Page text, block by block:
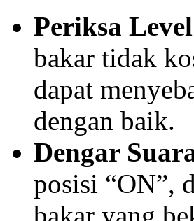
Periksa
bakar tidak
dapat
dengan baik.
Dengar
posisi “ON”,